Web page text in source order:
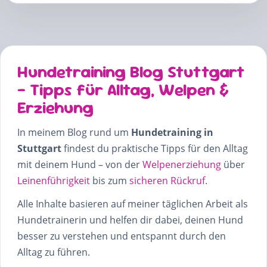
Hundetraining Blog Stuttgart
– Tipps für Alltag, Welpen &
Erziehung
In meinem Blog rund um Hundetraining in
Stuttgartfindest du praktische Tipps für den Alltag
mit deinem Hund – von derWelpenerziehung über
Leinenführigkeit bis zum sicheren Rückruf.
Alle Inhalte basieren auf meiner täglichen Arbeit als
Hundetrainerin und helfen dir dabei, deinen Hund
besser zu verstehen und entspannt durch den
Alltag zu führen.